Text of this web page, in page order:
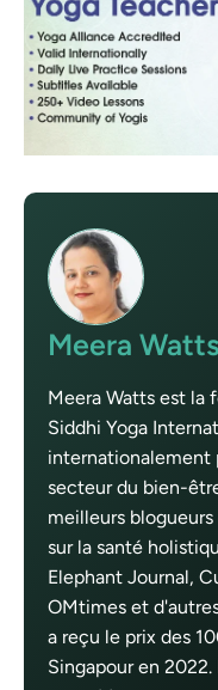
Meera Watts
Meera Watts est la
Siddhi Yoga
internationalement
secteur du bien-
meilleurs
sur la santé
Elephant Journal,
OMtimes et
a reçu le prix des
Singapour en